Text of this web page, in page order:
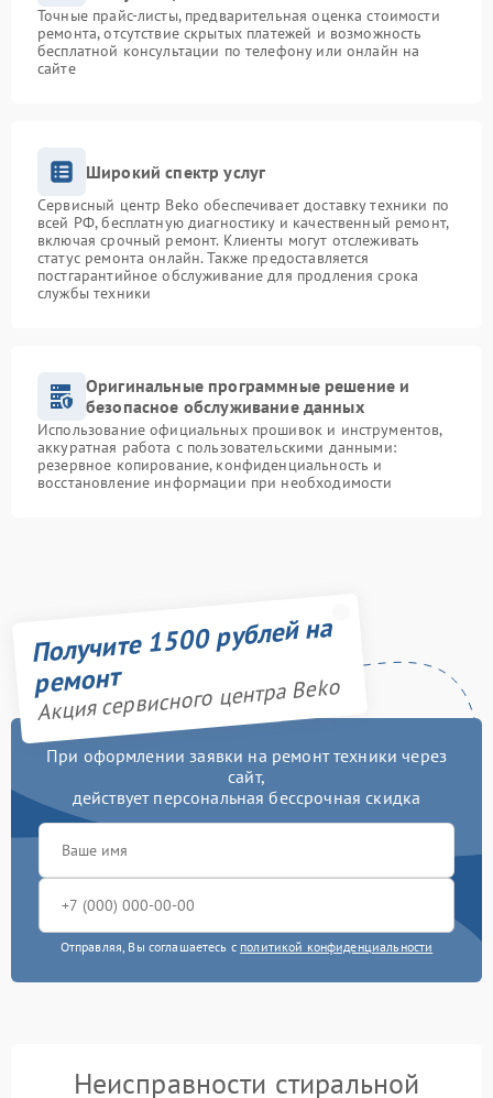
Точные прайс-листы, предварительная оценка стоимости
ремонта, отсутствие скрытых платежей и возможность
бесплатной консультации по телефону или онлайн на
сайте
Широкий спектр услуг
Сервисный центр Beko обеспечивает доставку техники по
всей РФ, бесплатную диагностику и качественный ремонт,
включая срочный ремонт. Клиенты могут отслеживать
статус ремонта онлайн. Также предоставляется
постгарантийное обслуживание для продления срока
службы техники
Оригинальные программные решение и
безопасное обслуживание данных
Использование официальных прошивок и инструментов,
аккуратная работа с пользовательскими данными:
резервное копирование, конфиденциальность и
восстановление информации при необходимости
Получите 1500 рублей на
ремонт
Акция сервисного центра Beko
При оформлении заявки на ремонт техники через
сайт,
действует персональная бессрочная скидка
Отправляя, Вы соглашаетесь с политикой конфиденциальности
Неисправности стиральной